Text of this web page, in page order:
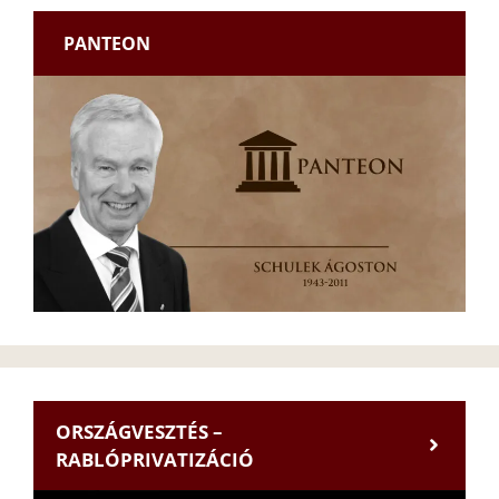
PANTEON
ORSZÁGVESZTÉS –
RABLÓPRIVATIZÁCIÓ